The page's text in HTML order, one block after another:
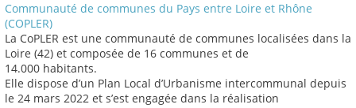
Communauté de communes du Pays entre Loire et Rhône
(COPLER)
La CoPLER est une communauté de communes localisées dans la
Loire (42) et composée de 16 communes et de
14.000 habitants.
Elle dispose d’un Plan Local d’Urbanisme intercommunal depuis
le 24 mars 2022 et s’est engagée dans la réalisation